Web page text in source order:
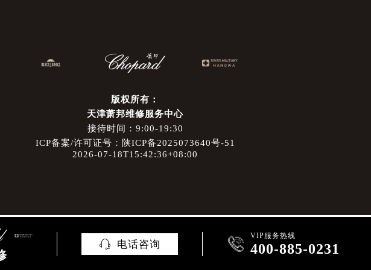
版权所有：
天津萧邦维修服务中心
接待时间：9:00-19:30
ICP备案/许可证号：陕ICP备2025073640号-51
2026-07-18T15:42:36+08:00
 电话咨询  VIP服务热线
400-885-0231